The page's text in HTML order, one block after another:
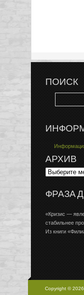
ПОИСК
АРХИВ
ФРАЗА
«Кризис —
стабильнее
Из книги
Copyright ©